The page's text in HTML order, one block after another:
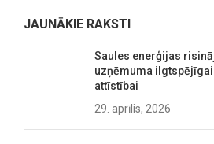
JAUNĀKIE RAKSTI
Saules enerģijas
uzņēmuma ilgtspējīgai
attīstībai
29. aprīlis, 2026